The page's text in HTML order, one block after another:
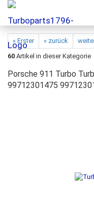
« Erster « zurück
60 Artikel in dieser Kategorie
Porsche 911 Turbo
99712301475